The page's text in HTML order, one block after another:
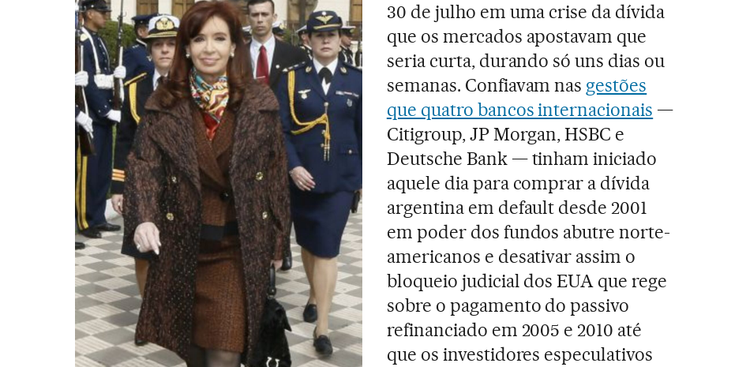
30 de julho em uma crise da dívida
que os mercados apostavam que
seria curta, durando só uns dias ou
semanas. Confiavam nas gestões
que quatro bancos internacionais —
Citigroup, JP Morgan, HSBC e
Deutsche Bank — tinham iniciado
aquele dia para comprar a dívida
argentina em default desde 2001
em poder dos fundos abutre norte-
americanos e desativar assim o
bloqueio judicial dos EUA que rege
sobre o pagamento do passivo
refinanciado em 2005 e 2010 até
que os investidores especulativos